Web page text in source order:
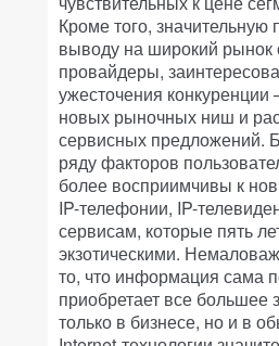
Кроме того,
выводу на широкий рынок
провайдеры,
ужесточения
новых рыночных ниш и
сервисных предложений.
ряду факторов
более восприимчивы к
IP-телефонии, IP-
сервисам, которые пять
экзотическими.
то, что информация сама
приобретает все большее
только в бизнесе, но и в